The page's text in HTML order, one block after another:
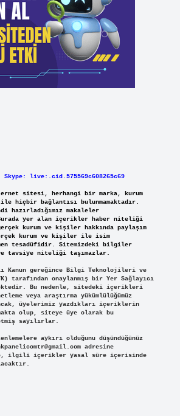
Skype: live:.cid.575569c608265c69
sitesi, herhangi bir marka, kurum
hiçbir bağlantısı bulunmamaktadır.
hazırladığımız makaleler
yer alan içerikler haber niteliği
kurum ve kişiler hakkında paylaşım
kurum ve kişiler ile isim
tesadüfidir. Sitemizdeki bilgiler
tavsiye niteliği taşımazlar.
Kanun gereğince Bilgi Teknolojileri ve
tarafından onaylanmış bir Yer Sağlayıcı
Bu nedenle, sitedeki içerikleri
veya araştırma yükümlülüğümüz
üyelerimiz yazdıkları içeriklerin
olup, siteye üye olarak bu
sayılırlar.
aykırı olduğunu düşündüğünüz
adresine
ilgili içerikler yasal süre içerisinde